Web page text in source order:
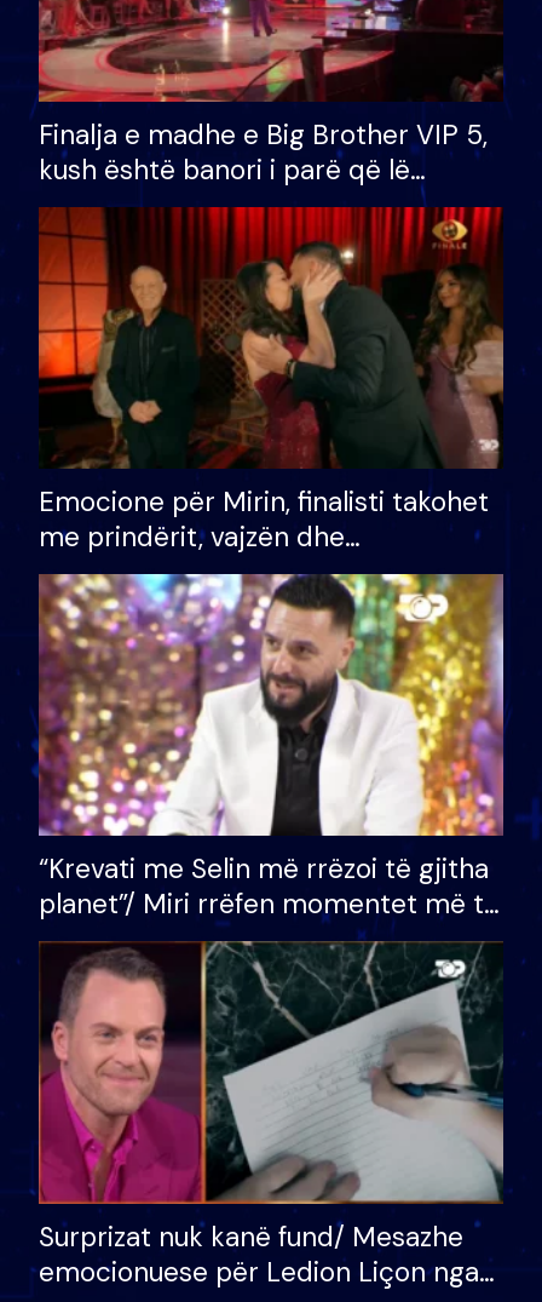
Finalja e madhe e Big Brother VIP 5,
kush është banori i parë që lë
shtëpinë dhe humb mundësinë për
të fituar çmimin e madh
Emocione për Mirin, finalisti takohet
me prindërit, vajzën dhe
bashkëshorten: S’kemi ndonjë letër
divorci apo jo?
“Krevati me Selin më rrëzoi të gjitha
planet”/ Miri rrëfen momentet më të
bukura në shtëpinë e BB VIP: Do më
mungojë zilja e mëngjesit kur…
Surprizat nuk kanë fund/ Mesazhe
emocionuese për Ledion Liçon nga